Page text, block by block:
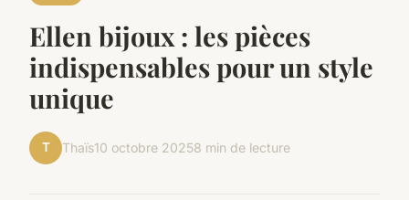
Ellen bijoux : les pièces
indispensables pour un style
unique
T Thaïs10 octobre 20258 min de lecture